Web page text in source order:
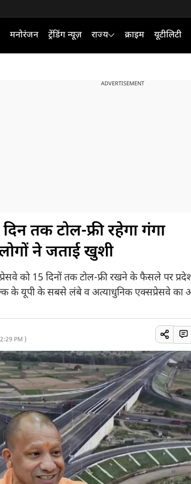
मनोरंजन ट्रेंडिंग न्यूज़ राज्य क्राइम यूटीलिटी
ADVERTISEMENT
तक टोल-फ्री रहेगा गंगा
ने जताई खुशी
को 15 दिनों तक टोल-फ्री रखने के फैसले पर
के यूपी के सबसे लंबे व अत्याधुनिक एक्सप्रेसवे का
PM )